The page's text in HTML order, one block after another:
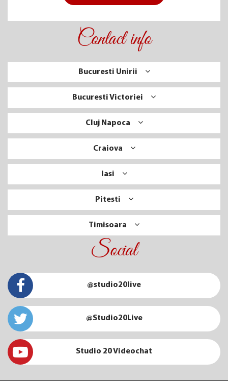
Contact info
Bucuresti Unirii
Bucuresti Victoriei
Cluj Napoca
Craiova
Iasi
Pitesti
Timisoara
Social
@studio20live
@Studio20Live
Studio 20 Videochat